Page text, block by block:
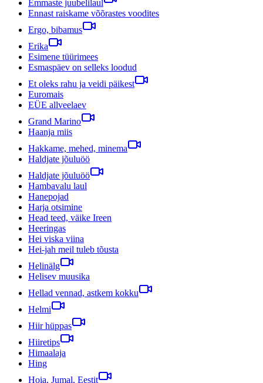
Emmaste juubelilaul
Ennast raiskame võõrastes voodites
Ergo, bibamus
Erika
Esimene tüürimees
Esmaspäev on selleks loodud
Et oleks rahu ja veidi päikest
Euromais
EÜE allveelaev
Grand Marino
Haanja miis
Hakkame, mehed, minema
Haldjate jõuluöö
Haldjate jõuluöö
Hambavalu laul
Hanepojad
Harja otsimine
Head teed, väike Ireen
Heeringas
Hei viska viina
Hei-jah meil tuleb tõusta
Helinälg
Helisev muusika
Hellad vennad, astkem kokku
Helmi
Hiir hüppas
Hiiretips
Himaalaja
Hing
Hoia, Jumal, Eestit